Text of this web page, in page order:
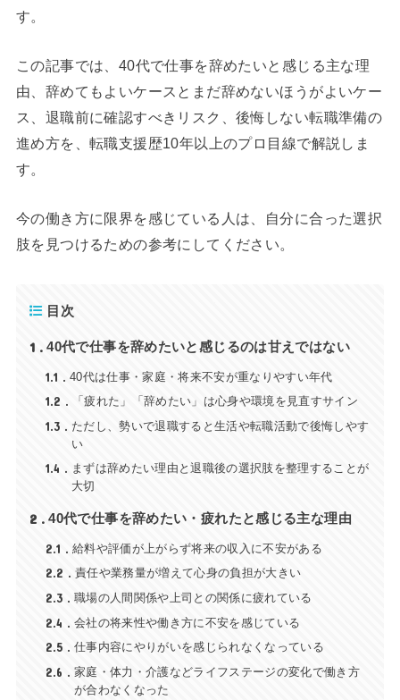
す。
この記事では、40代で仕事を辞めたいと感じる主な理
由、辞めてもよいケースとまだ辞めないほうがよいケー
ス、退職前に確認すべきリスク、後悔しない転職準備の
進め方を、転職支援歴10年以上のプロ目線で解説しま
す。
今の働き方に限界を感じている人は、自分に合った選択
肢を見つけるための参考にしてください。
目次
1 40代で仕事を辞めたいと感じるのは甘えではない
1.1 40代は仕事・家庭・将来不安が重なりやすい年代
1.2 「疲れた」「辞めたい」は心身や環境を見直すサイン
1.3
ただし、勢いで退職すると生活や転職活動で後悔しやす
い
1.4
まずは辞めたい理由と退職後の選択肢を整理することが
大切
2 40代で仕事を辞めたい・疲れたと感じる主な理由
2.1 給料や評価が上がらず将来の収入に不安がある
2.2 責任や業務量が増えて心身の負担が大きい
2.3 職場の人間関係や上司との関係に疲れている
2.4 会社の将来性や働き方に不安を感じている
2.5 仕事内容にやりがいを感じられなくなっている
2.6
家庭・体力・介護などライフステージの変化で働き方
が合わなくなった